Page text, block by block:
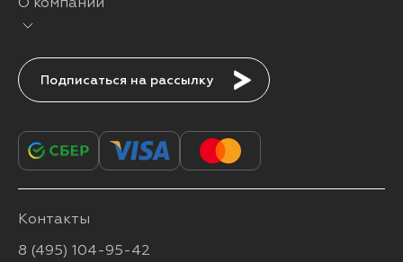
Подписаться
Контакты
8 (495) 104-95-42